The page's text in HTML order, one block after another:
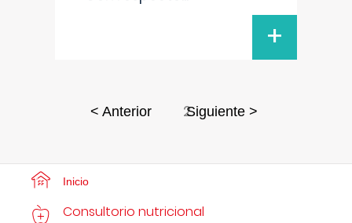
+
< Anterior 2Siguiente >
Inicio
Consultorio nutricional